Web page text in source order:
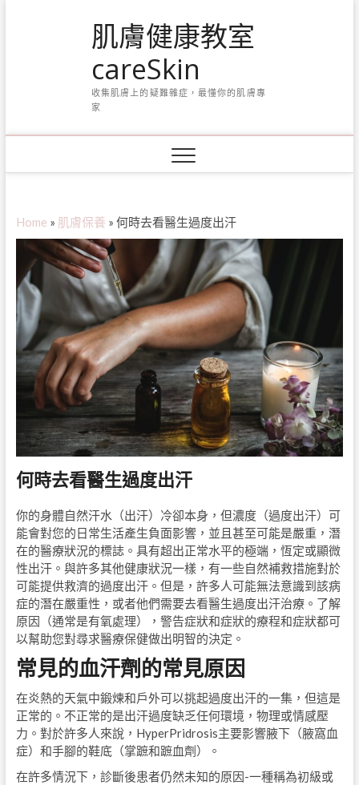
肌膚健康教室
careSkin
收集肌膚上的疑難雜症，最懂你的肌膚專
家
Home » 肌膚保養 » 何時去看醫生過度出汗
何時去看醫生過度出汗
你的身體自然汗水（出汗）冷卻本身，但濃度（過度出汗）可
能會對您的日常生活產生負面影響，並且甚至可能是嚴重，潛
在的醫療狀況的標誌。具有超出正常水平的極端，恆定或顯微
性出汗。與許多其他健康狀況一樣，有一些自然補救措施對於
可能提供救濟的過度出汗。但是，許多人可能無法意識到該病
症的潛在嚴重性，或者他們需要去看醫生過度出汗治療。了解
原因（通常是有氧處理），警告症狀和症狀的療程和症狀都可
以幫助您對尋求醫療保健做出明智的決定。
常見的血汗劑的常見原因
在炎熱的天氣中鍛煉和戶外可以挑起過度出汗的一集，但這是
正常的。不正常的是出汗過度缺乏任何環境，物理或情感壓
力。對於許多人來說，HyperPridrosis主要影響腋下（腋窩血
症）和手腳的鞋底（掌蹠和蹠血劑）。
在許多情況下，診斷後患者仍然未知的原因-一種稱為初級或